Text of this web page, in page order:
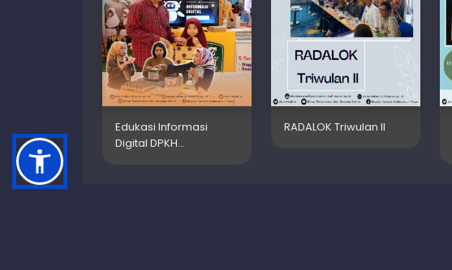
Edukasi Informasi
Digital DPKH…
RADALOK Triwulan II